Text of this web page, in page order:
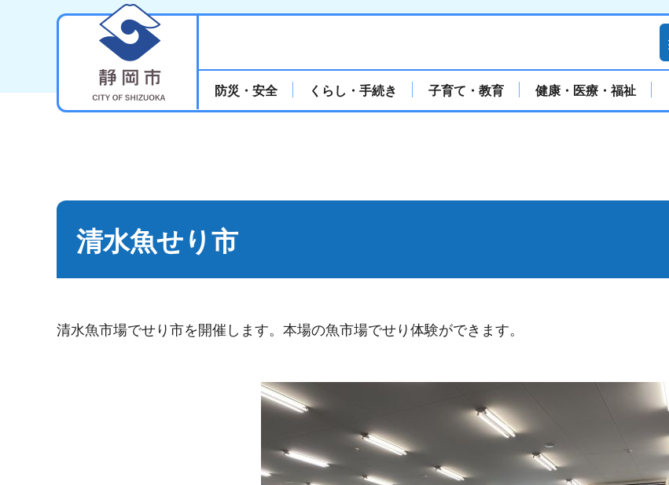
防災・安全 くらし・手続き 子育て・教育 健康・医療・福祉
清水魚せり市
清水魚市場でせり市を開催します。本場の魚市場でせり体験ができます。